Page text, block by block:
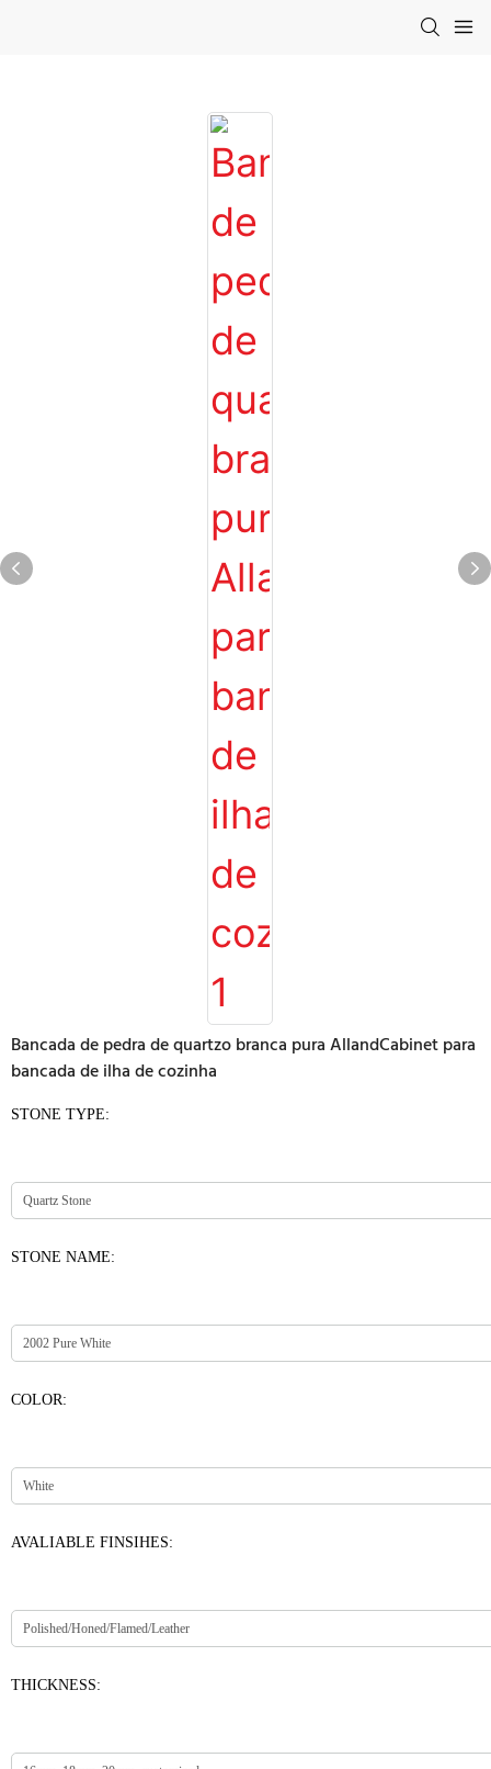
Bancada de pedra de quartzo branca pura AllandCabinet para
bancada de ilha de cozinha
STONE TYPE:
STONE NAME:
COLOR:
AVALIABLE FINSIHES:
THICKNESS: